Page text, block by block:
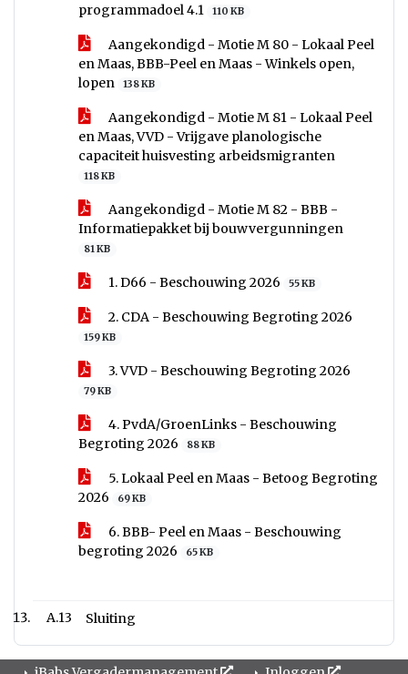
programmadoel 4.1
110 KB
Aangekondigd - Motie M 80 - Lokaal Peel
en Maas, BBB-Peel en Maas - Winkels open,
lopen
138 KB
Aangekondigd - Motie M 81 - Lokaal Peel
en Maas, VVD - Vrijgave planologische
capaciteit huisvesting arbeidsmigranten
118 KB
Aangekondigd - Motie M 82 - BBB -
Informatiepakket bij bouwvergunningen
81 KB
1. D66 - Beschouwing 2026 55 KB
2. CDA - Beschouwing Begroting 2026
159 KB
3. VVD - Beschouwing Begroting 2026
79 KB
4. PvdA/GroenLinks - Beschouwing
Begroting 2026
88 KB
5. Lokaal Peel en Maas - Betoog Begroting
2026
69 KB
6. BBB- Peel en Maas - Beschouwing
begroting 2026
65 KB
A.13 Sluiting